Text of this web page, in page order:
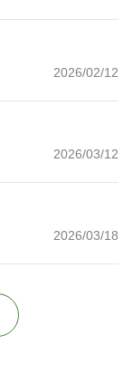
2026/02/12
2026/03/12
2026/03/18